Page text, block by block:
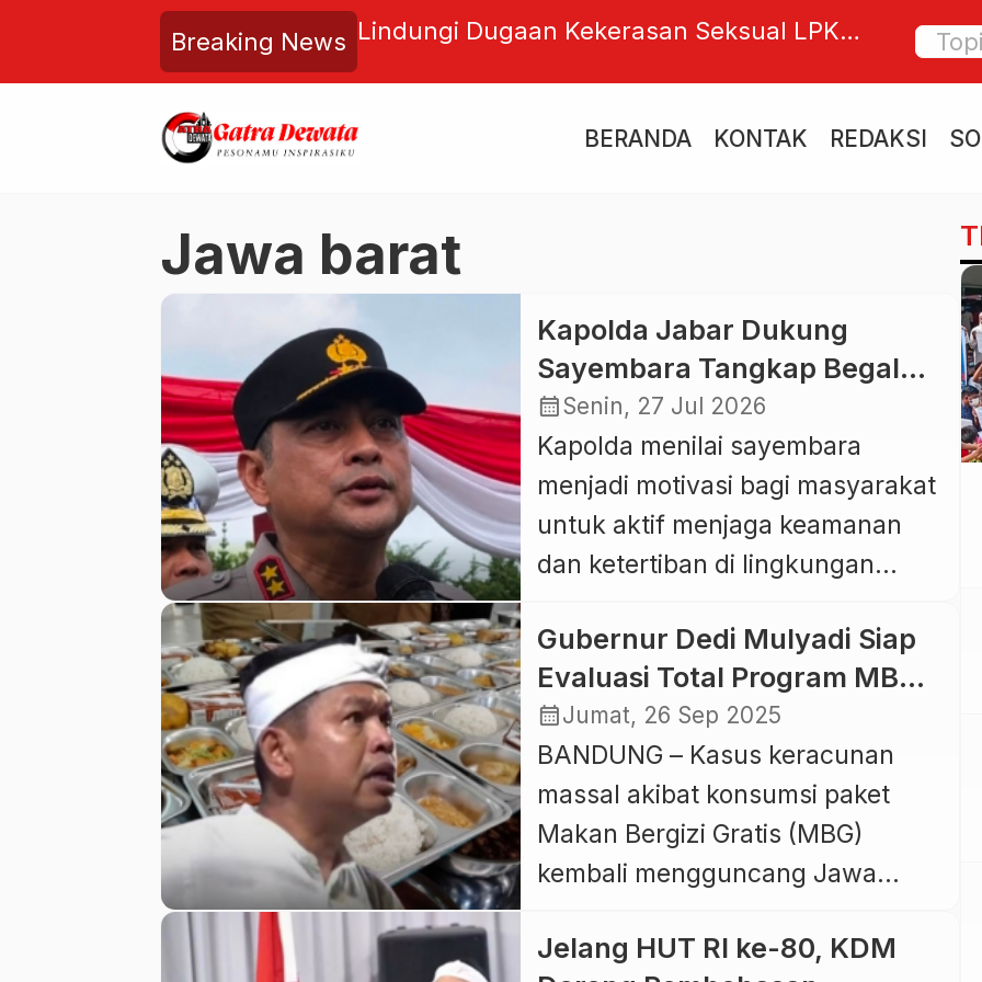
Breaking News
ke Semifinal Roberset
Lindungi Dugaan Kekerasan Seksual LPK
15
BERANDA KONTAK REDAKSI
Jawa barat
Kapolda Jabar Dukung
Sayembara Tangkap Begal
Dedi Mulyadi, Warga
Berpeluang Raih Hadiah Rp50
Juta
calendar_monthSenin, 27 Jul 2026
Kapolda menilai sayembara
menjadi motivasi bagi masyarakat
untuk aktif menjaga keamanan
dan ketertiban di lingkungan
Kapolda Jawa Barat Irjen Pol. Pipit
Rismanto menyatakan
dukungannya terhadap program
sayembara penangkapan pelaku
begal yang digagas Gubernur
Jawa Barat Dedi Mulyadi.
Program tersebut menawarkan
Rp50 juta bagi masyarakat yang
Gubernur Dedi Mulyadi Siap
Evaluasi Total Program MBG
Pasca Ratusan Siswa
Keracunan
calendar_monthJumat, 26 Sep 2025
BANDUNG – Kasus keracunan
massal akibat konsumsi paket
Makan Bergizi Gratis (MBG)
kembali mengguncang Jawa
ratusan siswa di Kabupaten Garut
Jelang HUT RI ke-80, KDM